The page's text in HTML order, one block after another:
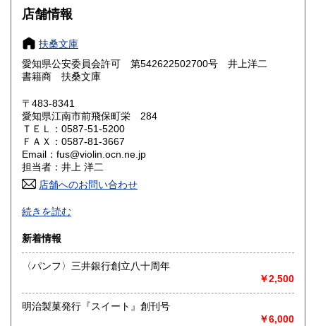
大阪府
奈良県
鳥取県 300円 島根県 300円
岡山県
山口県 300円
香川県 300円
高知県 300円
佐賀県
熊本県 300円 大分県 300円
300円
沖縄県 300円
店舗情報
扶桑文庫
愛知県公安委員会許可 第542622502700号 井上洋二
書籍商 扶桑文庫
〒483-8341
愛知県江南市前飛保町栄 284
ＴＥＬ：0587-51-5200
ＦＡＸ：0587-81-3667
Email：fus@violin.ocn.ne.jp
担当者：井上 洋二
店舗へのお問い合わせ
古文書、古地図、刷り物、一枚もの、絵葉書、鳥瞰図、近代
文献資料等を主体に扱っております。
沿線名：名鉄犬山線
最寄駅：江南駅下車
営業時間：10:00〜17:00
書籍の買取について
続きを読む
新着情報
〈パンフ〉三井銀行創立八十周年
￥2,500
明治製菓発行『スイート』創刊号
￥6,000